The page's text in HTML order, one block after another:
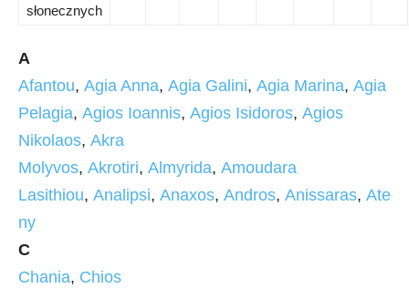
słonecznych
A
Afantou, Agia Anna, Agia Galini, Agia Marina, Agia
Pelagia, Agios Ioannis, Agios Isidoros, Agios
Nikolaos, Akra
Molyvos, Akrotiri, Almyrida, Amoudara
Lasithiou, Analipsi, Anaxos, Andros, Anissaras, Ate
ny
C
Chania, Chios